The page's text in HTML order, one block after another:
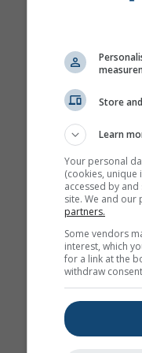
Store
Learn
Your personal
(cookies,
accessed by
site. We and our
partners.
Some vendors
interest, which
for a link at the
withdraw